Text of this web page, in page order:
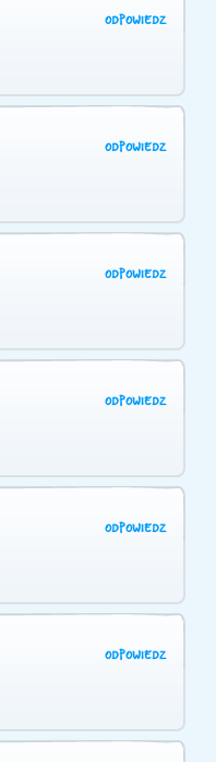
ODPOWIEDZ
ODPOWIEDZ
ODPOWIEDZ
ODPOWIEDZ
ODPOWIEDZ
ODPOWIEDZ